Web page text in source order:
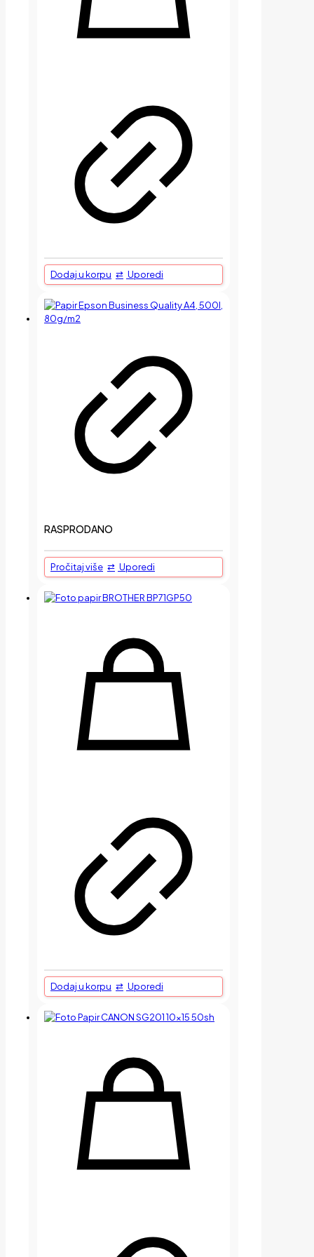
Dodaj u korpu Uporedi
RASPRODANO
Pročitaj više Uporedi
Dodaj u korpu Uporedi